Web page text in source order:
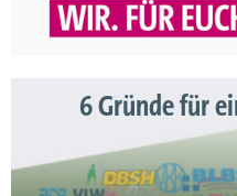
6 Gründe für